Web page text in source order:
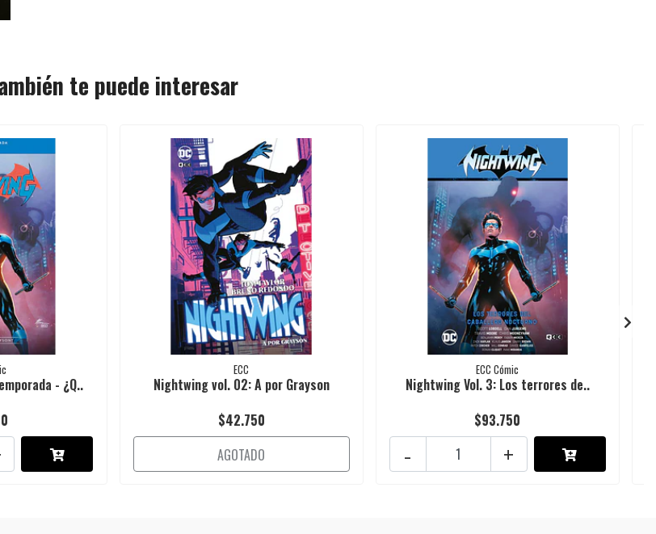
te puede interesar
- ¿Q..
ECC
Nightwing vol. 02: A por Grayson
$42.750
AGOTADO
ECC Cómic
Nightwing Vol. 3: Los terrores de..
$93.750
+
-